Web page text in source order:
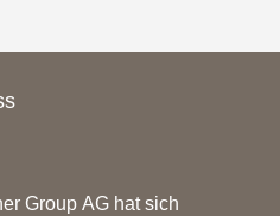
Group AG hat sich